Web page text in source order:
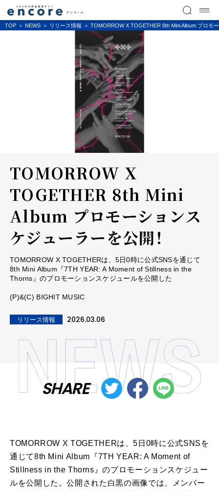
TOP NEWS リリース情報 TOMORROW X TOGETHER 8th Mini Album プロモ
TOMORROW X
TOGETHER 8th Mini
Album プロモーションス
ケジューラーを公開！
TOMORROW X TOGETHERは、5日0時に公式SNSを通じて
8th Mini Album『7TH YEAR: A Moment of Stillness in the
Thorns』のプロモーションスケジュールを公開した
(P)&(C) BIGHIT MUSIC
リリース情報 2026.03.06
SHARE
TOMORROW X TOGETHERは、5日0時に公式SNSを
通じて8th Mini Album『7TH YEAR: A Moment of
Stillness in the Thorns』のプロモーションスケジュー
ルを公開した。公開された白黒の画像では、メンバー